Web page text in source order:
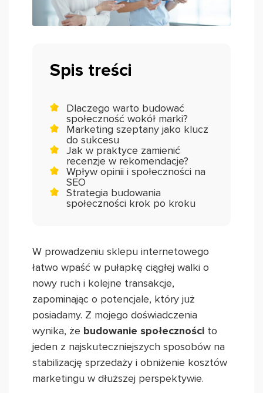
Spis treści
Dlaczego warto budować
społeczność wokół marki?
Marketing szeptany jako klucz
do sukcesu
Jak w praktyce zamienić
recenzje w rekomendacje?
Wpływ opinii i społeczności na
SEO
Strategia budowania
społeczności krok po kroku
W prowadzeniu sklepu internetowego
łatwo wpaść w pułapkę ciągłej walki o
nowy ruch i kolejne transakcje,
zapominając o potencjale, który już
posiadamy. Z mojego doświadczenia
wynika, że budowanie społeczności to
jeden z najskuteczniejszych sposobów na
stabilizację sprzedaży i obniżenie kosztów
marketingu w dłuższej perspektywie.